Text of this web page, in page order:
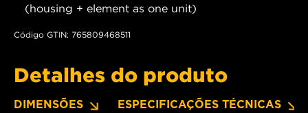
(housing + element as one unit)
Código GTIN: 765809468511
Detalhes do produto
DIMENSÕES ESPECIFICAÇÕES TÉCNICAS